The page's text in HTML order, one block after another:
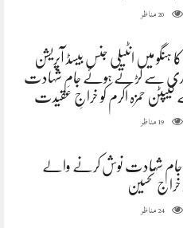
20مناظر
ہنگو میں انٹیلی جنس بیسڈ آپریشن
سے لڑتے ہوئے جامِ شہادت
حمزہ اکرم کو خراجِ عقیدت
19مناظر
جام شہادت نوش کرنے والے
خراج تحسین
24مناظر